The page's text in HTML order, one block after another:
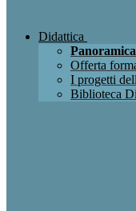
Didattica
Panoramica
Offerta
I progetti
Biblioteca